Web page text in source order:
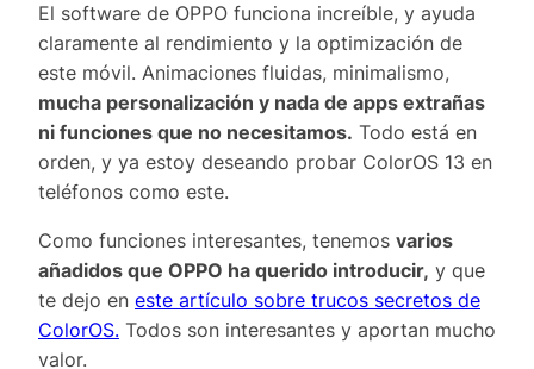
El software de OPPO funciona increíble, y ayuda
claramente al rendimiento y la optimización de
este móvil. Animaciones fluidas, minimalismo,
mucha personalización y nada de apps extrañas
ni funciones que no necesitamos. Todo está en
orden, y ya estoy deseando probar ColorOS 13 en
teléfonos como este.
Como funciones interesantes, tenemos varios
añadidos que OPPO ha querido introducir, y que
te dejo en este artículo sobre trucos secretos de
ColorOS. Todos son interesantes y aportan mucho
valor.